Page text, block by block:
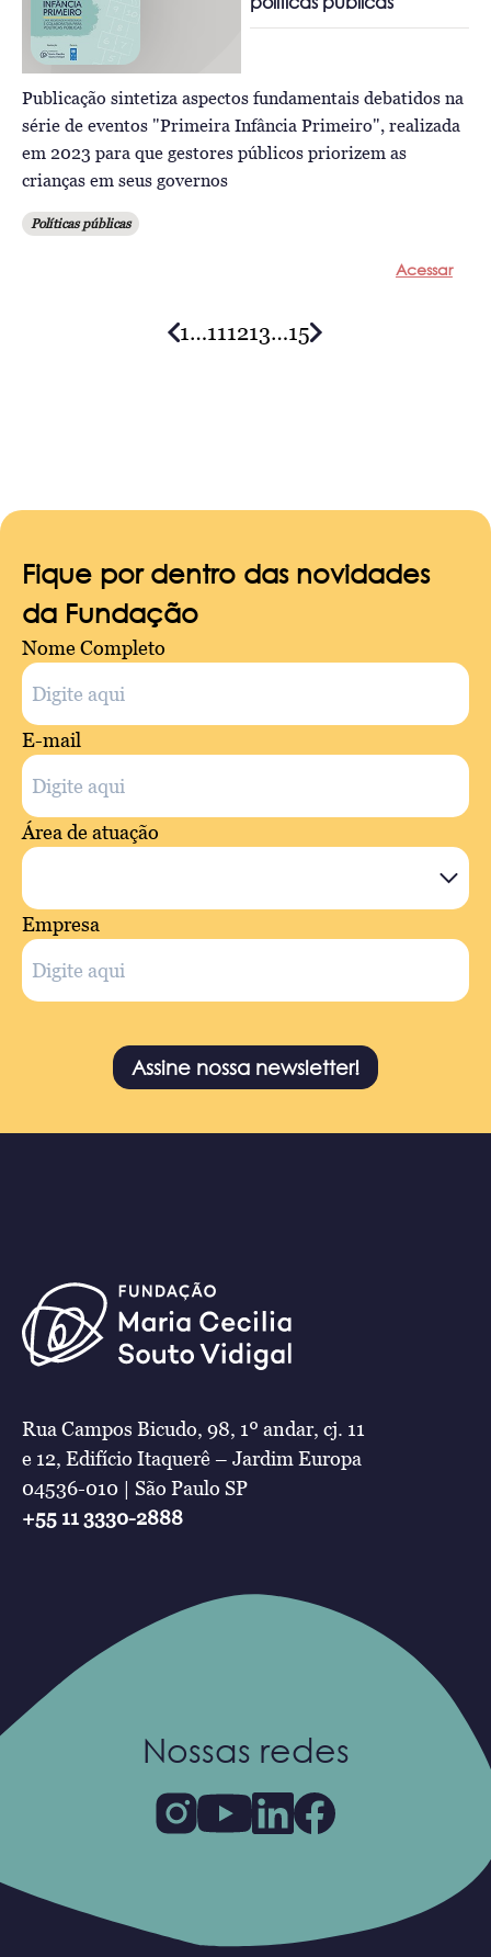
Publicação sintetiza aspectos fundamentais debatidos na
série de eventos "Primeira Infância Primeiro", realizada
em 2023 para que gestores públicos priorizem as
crianças em seus governos
Políticas públicas
Acessar
1…111213…15
Fique por dentro das novidades
da Fundação
Nome Completo
E-mail
Área de atuação
Empresa
Assine nossa newsletter!
Rua Campos Bicudo, 98, 1º andar, cj. 11
e 12, Edifício Itaquerê – Jardim Europa
04536-010 | São Paulo SP
+55 11 3330-2888
Nossas redes